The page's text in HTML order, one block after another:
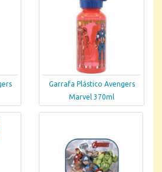
Garrafa Plástico Avengers
Marvel 370ml